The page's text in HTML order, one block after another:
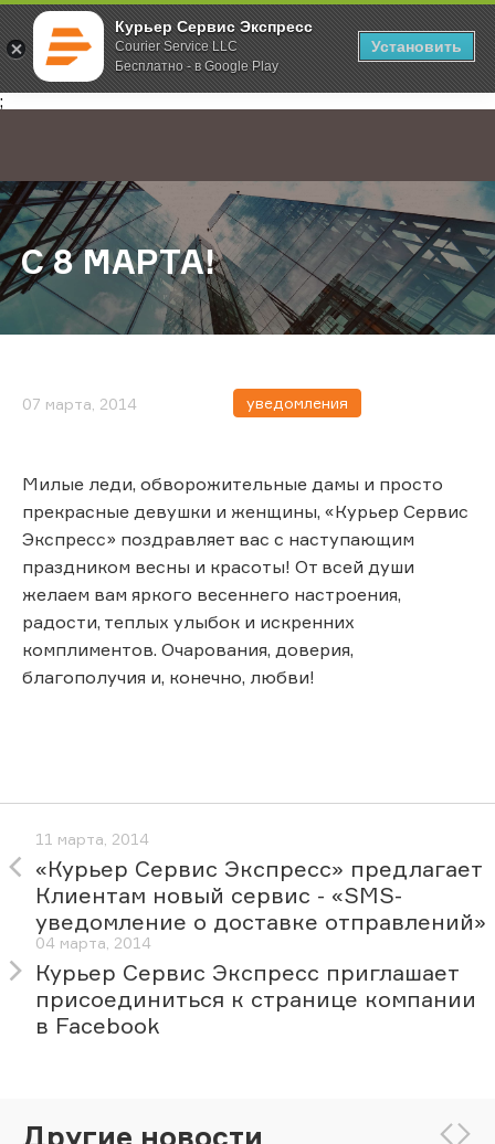
Курьер Сервис Экспресс
Courier Service LLC
Бесплатно - в Google Play
Установить
;
Главная О компании Новости С 8 МАРТА!
С 8 МАРТА!
07 марта, 2014 уведомления
Милые леди, обворожительные дамы и просто
прекрасные девушки и женщины, «Курьер Сервис
Экспресс» поздравляет вас с наступающим
праздником весны и красоты! От всей души
желаем вам яркого весеннего настроения,
радости, теплых улыбок и искренних
комплиментов. Очарования, доверия,
благополучия и, конечно, любви!
11 марта, 2014
«Курьер Сервис Экспресс» предлагает
Клиентам новый сервис - «SMS-
уведомление о доставке отправлений»
04 марта, 2014
Курьер Сервис Экспресс приглашает
присоединиться к странице компании
в Facebook
Другие новости